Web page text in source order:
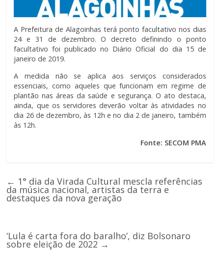
A Prefeitura de Alagoinhas terá ponto facultativo nos dias
24 e 31 de dezembro. O decreto definindo o ponto
facultativo foi publicado no Diário Oficial do dia 15 de
janeiro de 2019.
A medida não se aplica aos serviços considerados
essenciais, como aqueles que funcionam em regime de
plantão nas áreas da saúde e segurança. O ato destaca,
ainda, que os servidores deverão voltar às atividades no
dia 26 de dezembro, às 12h e no dia 2 de janeiro, também
às 12h.
Fonte: SECOM PMA
← 1° dia da Virada Cultural mescla referências
da música nacional, artistas da terra e
destaques da nova geração
‘Lula é carta fora do baralho’, diz Bolsonaro
sobre eleição de 2022 →